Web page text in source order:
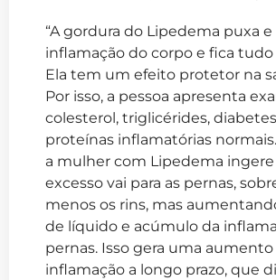
“A gordura do Lipedema puxa
inflamação do corpo e fica tudo
Ela tem um efeito protetor na
Por isso, a pessoa apresenta
colesterol, triglicérides,
proteínas inflamatórias
a mulher com Lipedema
excesso vai para as pernas,
menos os rins, mas
de líquido e acúmulo da
pernas. Isso gera uma
inflamação a longo prazo, que